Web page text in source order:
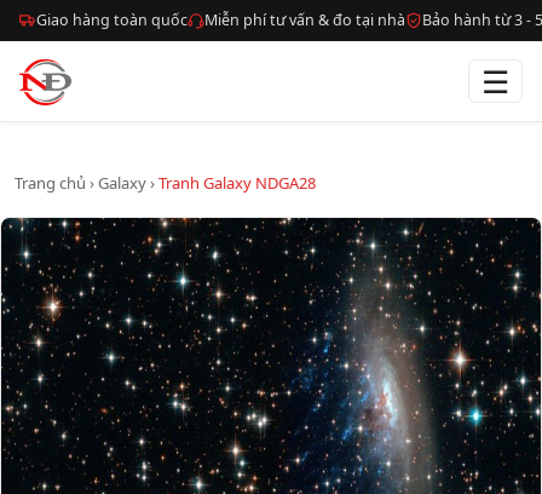
Giao hàng toàn quốc Miễn phí tư vấn & đo tại nhà Bảo hành từ 3 -
☰
Trang chủ ›Galaxy›Tranh Galaxy NDGA28